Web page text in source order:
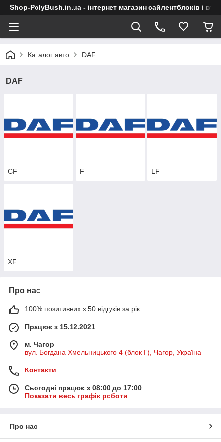
Shop-PolyBush.in.ua - інтернет магазин сайлентблоків і
Каталог авто DAF
DAF
CF F LF
XF
Про нас
100% позитивних з 50 відгуків за рік
Працює з 15.12.2021
м. Чагор
вул. Богдана Хмельницького 4 (блок Г), Чагор, Україна
Контакти
Сьогодні працює з 08:00 до 17:00
Показати весь графік роботи
Про нас